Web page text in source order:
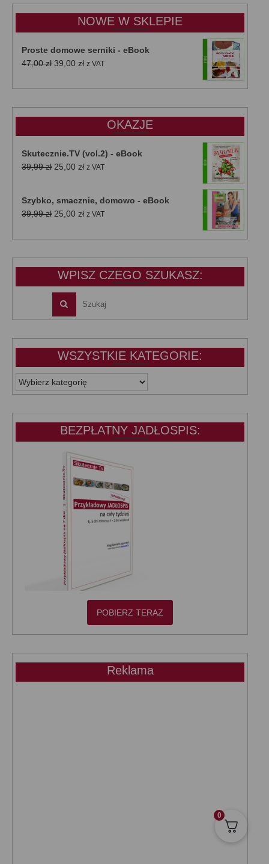
do
50,00 zł
NOWE W SKLEPIE
Proste domowe serniki - eBook
47,00zł Pierwotna
wynosiła:
39,00 złAktualna
wynosi:
z VAT
OKAZJE
Skutecznie.TV (vol.2) - eBook
39,99zł Pierwotna
39,99 zł.
25,00 złAktualna
25,00 zł.
z VAT
Szybko, smacznie, domowo - eBook
39,99zł Pierwotna
wynosiła:
25,00 złAktualna
wynosi:
z VAT
WPISZ CZEGO SZUKASZ:
WSZYSTKIE KATEGORIE:
WSZYSTKIE
KATEGORIE:
BEZPŁATNY JADŁOSPIS:
POBIERZ TERAZ
Reklama
0